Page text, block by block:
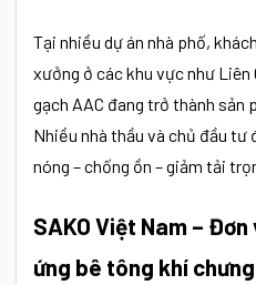
Tại nhiều dự án nhà phố,
xưởng ở các khu vực như Liên
gạch AAC đang trở thành sản
Nhiều nhà thầu và chủ đầu tư
nóng – chống ồn – giảm tải
SAKO Việt Nam –
ứng bê tông khí